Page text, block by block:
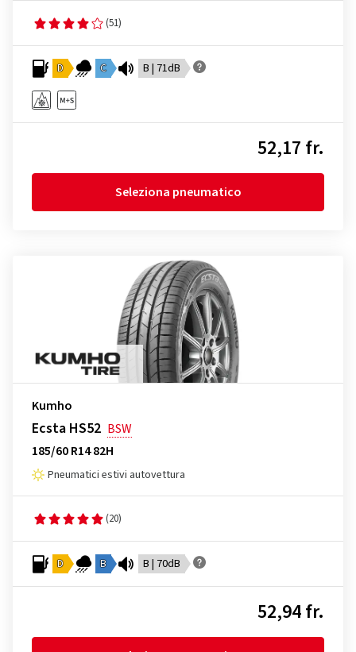
(51)
D C B | 71dB
52,17 fr.
Seleziona pneumatico
Kumho
Ecsta HS52 BSW
185/60 R14 82H
Pneumatici estivi autovettura
(20)
D B B | 70dB
52,94 fr.